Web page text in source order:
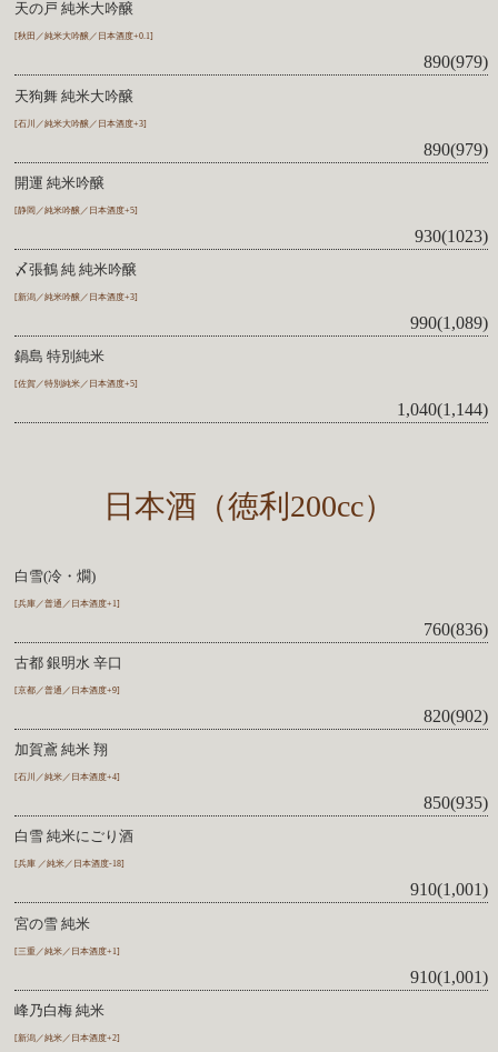
天の戸 純米大吟醸
[秋田／純米大吟醸／日本酒度+0.1]
890(979)
天狗舞 純米大吟醸
[石川／純米大吟醸／日本酒度+3]
890(979)
開運 純米吟醸
[静岡／純米吟醸／日本酒度+5]
930(1023)
〆張鶴 純 純米吟醸
[新潟／純米吟醸／日本酒度+3]
990(1,089)
鍋島 特別純米
[佐賀／特別純米／日本酒度+5]
1,040(1,144)
日本酒（徳利200cc）
白雪(冷・燗)
[兵庫／普通／日本酒度+1]
760(836)
古都 銀明水 辛口
[京都／普通／日本酒度+9]
820(902)
加賀鳶 純米 翔
[石川／純米／日本酒度+4]
850(935)
白雪 純米にごり酒
[兵庫 ／純米／日本酒度-18]
910(1,001)
宮の雪 純米
[三重／純米／日本酒度+1]
910(1,001)
峰乃白梅 純米
[新潟／純米／日本酒度+2]